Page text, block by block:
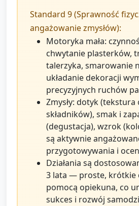
Standard 9 (Sprawność
angażowanie zmysłów):
Motoryka mała:
chwytanie plasterków,
talerzyka, smarowanie
układanie dekoracji
precyzyjnych ruchów
Zmysły: dotyk (tekstura
składników), smak i
(degustacja), wzrok
są aktywnie
przygotowywania i
Działania są
3 lata — proste, krótkie
pomocą opiekuna, co
sukces i rozwój